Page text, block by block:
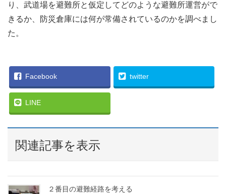
り、武道場を避難所と仮定してどのような避難所運営がで
きるか、防災倉庫には何が常備されているのかを調べまし
た。
Facebook twitter
LINE
関連記事を表示
２番目の避難経路を考える